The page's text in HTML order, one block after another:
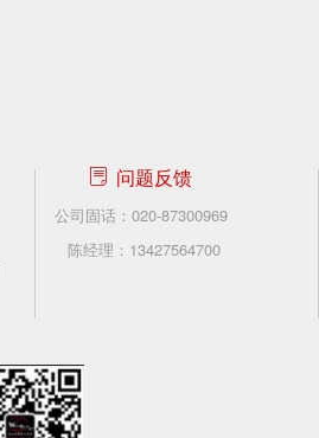
ꂓ 问题反馈
公司固话：020-87300969
陈经理：13427564700